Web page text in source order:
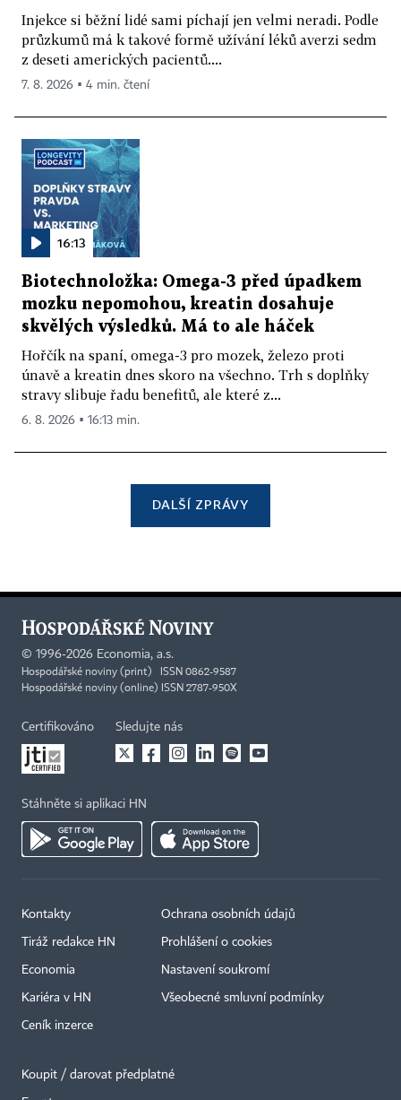
Injekce si běžní lidé sami píchají jen velmi neradi. Podle
průzkumů má k takové formě užívání léků averzi sedm
z deseti amerických pacientů....
7. 8. 2026 ▪ 4 min. čtení
16:13
Biotechnoložka: Omega-3 před úpadkem
mozku nepomohou, kreatin dosahuje
skvělých výsledků. Má to ale háček
Hořčík na spaní, omega-3 pro mozek, železo proti
únavě a kreatin dnes skoro na všechno. Trh s doplňky
stravy slibuje řadu benefitů, ale které z...
6. 8. 2026 ▪ 16:13 min.
DALŠÍ ZPRÁVY
© 1996-2026 Economia, a.s.
Hospodářské noviny (print) ISSN 0862-9587
Hospodářské noviny (online) ISSN 2787-950X
Certifikováno Sledujte nás
Stáhněte si aplikaci HN
Kontakty
Tiráž redakce HN
Economia
Kariéra v HN
Ceník inzerce
Ochrana osobních údajů
Prohlášení o cookies
Nastavení soukromí
Všeobecné smluvní podmínky
Koupit / darovat předplatné